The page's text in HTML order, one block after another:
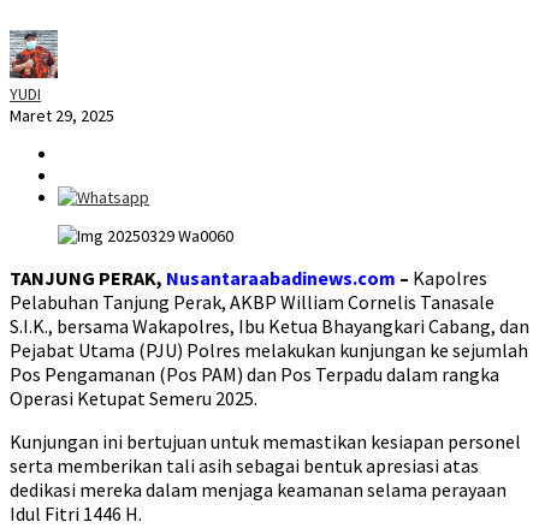
YUDI
Maret 29, 2025
TANJUNG PERAK, Nusantaraabadinews.com – Kapolres
Pelabuhan Tanjung Perak, AKBP William Cornelis Tanasale
S.I.K., bersama Wakapolres, Ibu Ketua Bhayangkari Cabang, dan
Pejabat Utama (PJU) Polres melakukan kunjungan ke sejumlah
Pos Pengamanan (Pos PAM) dan Pos Terpadu dalam rangka
Operasi Ketupat Semeru 2025.
Kunjungan ini bertujuan untuk memastikan kesiapan personel
serta memberikan tali asih sebagai bentuk apresiasi atas
dedikasi mereka dalam menjaga keamanan selama perayaan
Idul Fitri 1446 H.